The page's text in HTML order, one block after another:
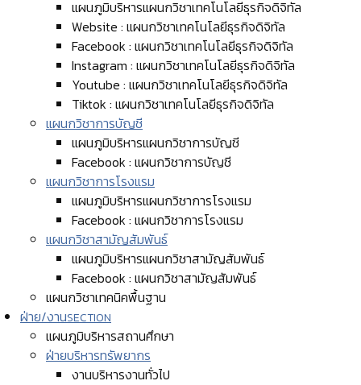
แผนภูมิบริหารแผนกวิชาเทคโนโลยีธุรกิจดิจิทัล
Website : แผนกวิชาเทคโนโลยีธุรกิจดิจิทัล
Facebook : แผนกวิชาเทคโนโลยีธุรกิจดิจิทัล
Instagram : แผนกวิชาเทคโนโลยีธุรกิจดิจิทัล
Youtube : แผนกวิชาเทคโนโลยีธุรกิจดิจิทัล
Tiktok : แผนกวิชาเทคโนโลยีธุรกิจดิจิทัล
แผนกวิชาการบัญชี
แผนภูมิบริหารแผนกวิชาการบัญชี
Facebook : แผนกวิชาการบัญชี
แผนกวิชาการโรงแรม
แผนภูมิบริหารแผนกวิชาการโรงแรม
Facebook : แผนกวิชาการโรงแรม
แผนกวิชาสามัญสัมพันธ์
แผนภูมิบริหารแผนกวิชาสามัญสัมพันธ์
Facebook : แผนกวิชาสามัญสัมพันธ์
แผนกวิชาเทคนิคพื้นฐาน
ฝ่าย/งานSECTION
แผนภูมิบริหารสถานศึกษา
ฝ่ายบริหารทรัพยากร
งานบริหารงานทั่วไป